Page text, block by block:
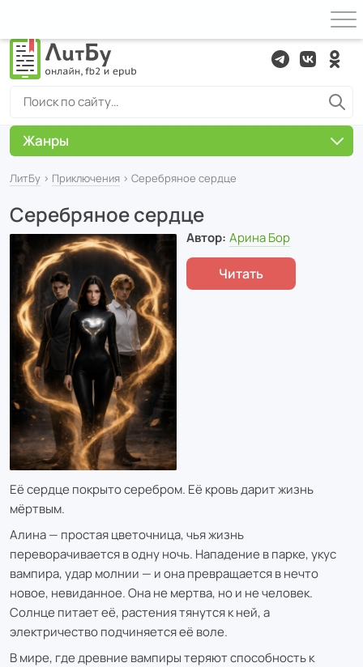
ЛитБу › Приключения › Серебряное сердце
Серебряное сердце
Автор: Арина Бор
Читать
Её сердце покрыто серебром. Её кровь дарит жизнь
мёртвым.
Алина — простая цветочница, чья жизнь
переворачивается в одну ночь. Нападение в парке, укус
вампира, удар молнии — и она превращается в нечто
новое, невиданное. Она не мертва, но и не человек.
Солнце питает её, растения тянутся к ней, а
электричество подчиняется её воле.
В мире, где древние вампиры теряют способность к
Жанры